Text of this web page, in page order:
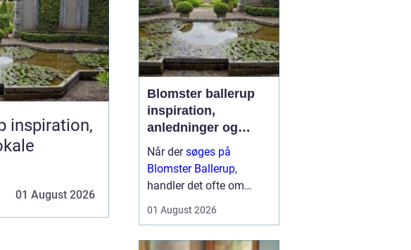
01 August 2026
Blomster ballerup
inspiration,
anledninger og
lokale muligheder
Når dersøges på
Blomster Ballerup,
handler det ofte om
hurtig buket. Blomster
01 August 2026